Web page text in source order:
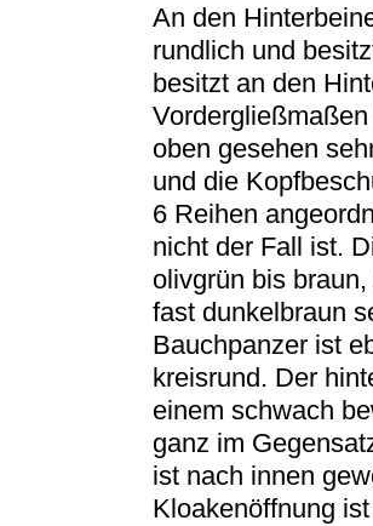
An den
rundlich und
besitzt an den
oben gesehen
und die
6 Reihen
nicht der Fall ist.
olivgrün bis
fast dunkelbraun
Bauchpanzer ist
kreisrund. Der
einem schwach
ganz im
ist nach innen
Kloakenöffnung